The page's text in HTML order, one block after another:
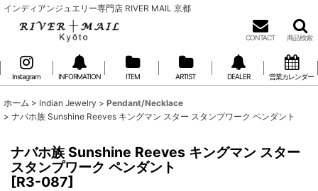
インディアンジュエリー専門店 RIVER MAIL 京都
CONTACT 商品検索
Instagram INFORMATION ITEM ARTIST DEALER 営業カレンダー
ホーム > Indian Jewelry > Pendant/Necklace
> ナバホ族 Sunshine Reeves キングマン スター スタンプワーク ペンダント
ナバホ族 Sunshine Reeves キングマン スター
スタンプワーク ペンダント
[R3-087]